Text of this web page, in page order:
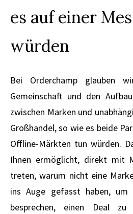
es auf einer
würden
Bei Orderchamp glauben
Gemeinschaft und den
zwischen Marken und
Großhandel, so wie es beide
Offline-Märkten tun würden.
Ihnen ermöglicht, direkt mit
treten, warum nicht eine
ins Auge gefasst haben, um
besprechen, einen Deal